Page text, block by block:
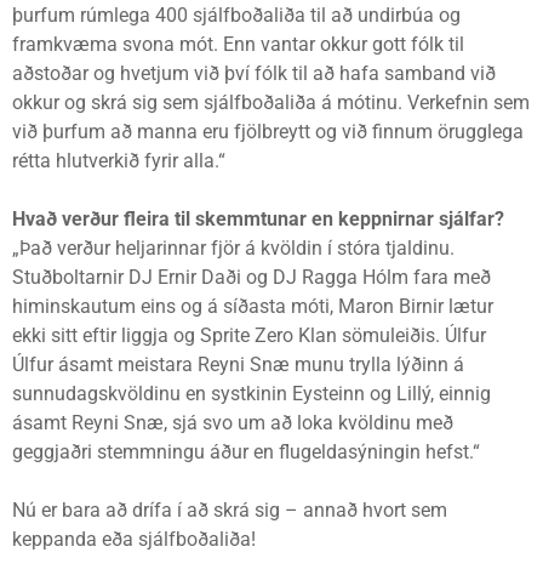
þurfum rúmlega 400 sjálfboðaliða til að undirbúa og
framkvæma svona mót. Enn vantar okkur gott fólk til
aðstoðar og hvetjum við því fólk til að hafa samband við
okkur og skrá sig sem sjálfboðaliða á mótinu. Verkefnin sem
við þurfum að manna eru fjölbreytt og við finnum örugglega
rétta hlutverkið fyrir alla.“
Hvað verður fleira til skemmtunar en keppnirnar sjálfar?
„Það verður heljarinnar fjör á kvöldin í stóra tjaldinu.
Stuðboltarnir DJ Ernir Daði og DJ Ragga Hólm fara með
himinskautum eins og á síðasta móti, Maron Birnir lætur
ekki sitt eftir liggja og Sprite Zero Klan sömuleiðis. Úlfur
Úlfur ásamt meistara Reyni Snæ munu trylla lýðinn á
sunnudagskvöldinu en systkinin Eysteinn og Lillý, einnig
ásamt Reyni Snæ, sjá svo um að loka kvöldinu með
geggjaðri stemmningu áður en flugeldasýningin hefst.“
Nú er bara að drífa í að skrá sig – annað hvort sem
keppanda eða sjálfboðaliða!